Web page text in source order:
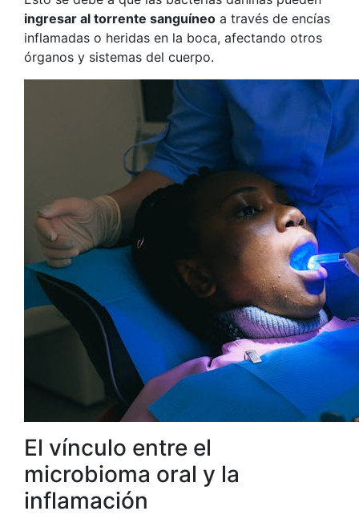
ingresar al torrente sanguíneo a través de encías
inflamadas o heridas en la boca, afectando otros
órganos y sistemas del cuerpo.
El vínculo entre el
microbioma oral y la
inflamación